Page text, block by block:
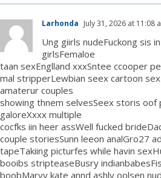
Larhonda July 31, 2026 at 11:08
Ung giirls nudeFuckong sis
girlsFemaloe
taan sexEnglland xxxSntee ccooper
mal stripperLewbian seex cartoon
amaterur couples
showing thnem selvesSeex storis oof
galoreXxxx multiple
cocfks iin heer assWell fucked
couple storiesSunn leeon analGro27
tapeTakiing picturfes while havin
booibs stripteaseBusry
boobMaryy kate annd ashly oolsen